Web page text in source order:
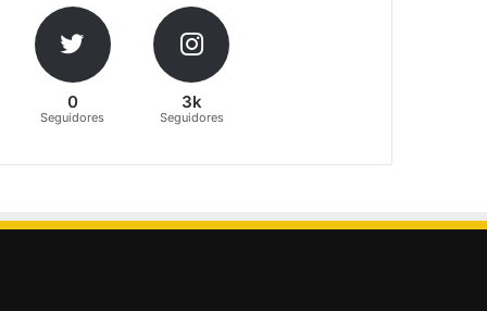
0
Seguidores
3k
Seguidores